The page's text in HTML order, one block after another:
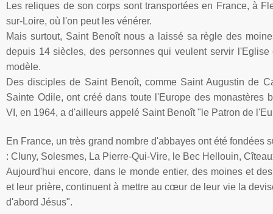
Les reliques de son corps sont transportées en France, à
sur-Loire, où l'on peut les vénérer.
Mais surtout, Saint Benoît nous a laissé sa règle des
depuis 14 siècles, des personnes qui veulent servir l'Eglise
modèle.
Des disciples de Saint Benoît, comme SaintAugustin de
Sainte Odile, ont créé dans toute l'Europe des monastères
VI , en 1964, a d'ailleurs appelé Saint Benoît "le Patron de
En France, un très grand nombre d'abbayes ont été fondées
: Cluny, Solesmes, La Pierre-Qui-Vire, le Bec Hellouin,
Aujourd'hui encore, dans le monde entier, des moines et
et leur prière, continuent à mettre au cœur de leur vie la
d'abord Jésus".